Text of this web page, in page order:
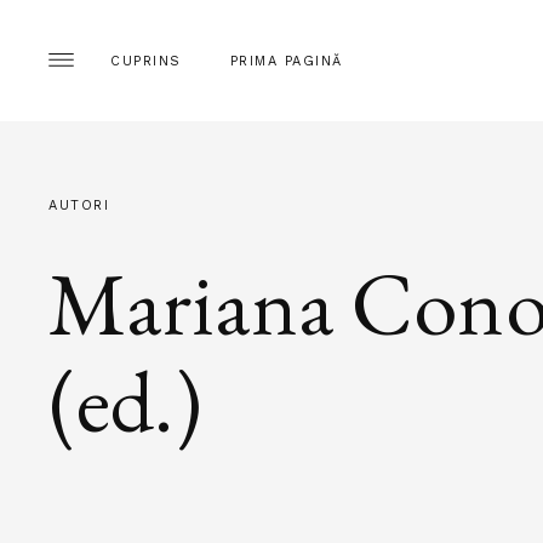
CUPRINS PRIMA PAGINĂ
AUTORI
Mariana
(ed.)